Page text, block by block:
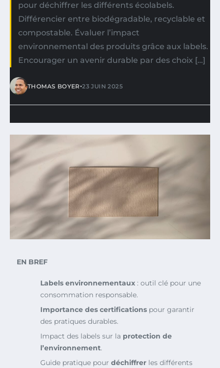
pour déchiffrer les différents écolabels.
Différencier entre biodégradable, recyclable et
compostable. Évaluer l’impact
environnemental des produits grâce aux labels.
Encourager un avenir durable par des choix […]
THOMAS BOYER•23 JUIN 2025
EN BREF
Labels environnementaux : outil clé pour une
consommation responsable.
Importance des certifications pour garantir
des pratiques durables.
Impact des labels sur la protection de
l’environnement.
Guide pratique pour déchiffrer les différents